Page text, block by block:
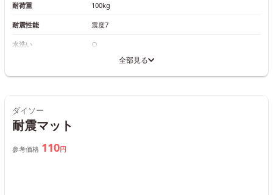
耐荷重 100kg
耐震性能 震度7
水洗い ○
全部見る
ダイソー
耐震マット
参考価格 110円